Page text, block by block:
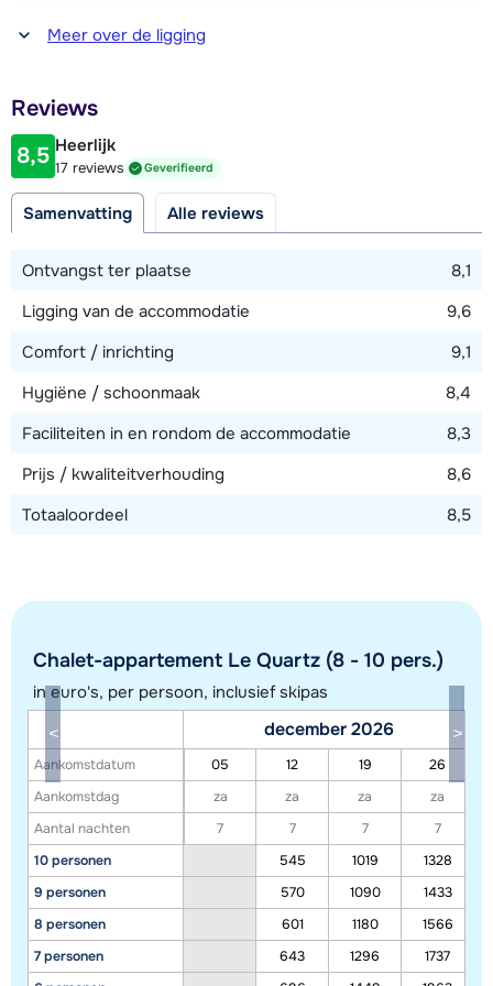
Afstand tot winkel(s)
200 meter
100 meter
Afstand tot piste
100 meter
Toon alle accommodaties in dit gebied
Deze kaart geeft een indicatie van de ligging van onze accommodaties. De
exacte locatie kan enigszins afwijken.
Meer over de ligging
Reviews
8,5 Heerlijk
17 reviews Geverifieerd
Samenvatting Alle reviews
Ontvangst ter plaatse
8,1
Ligging van de accommodatie
9,6
Comfort / inrichting
9,1
Hygiëne / schoonmaak
8,4
Faciliteiten in en rondom de accommodatie
8,3
Prijs / kwaliteitverhouding
8,6
Totaaloordeel
8,5
Chalet-appartement Le Quartz (8 - 10 pers.)
in euro's, per persoon, inclusief skipas
Aankomstdatum
Aankomstdag
Aantal nachten
10 personen
9 personen
8 personen
7 personen
december 2026
05 12 19
26
za
za za
za
7
7 7
7
545
1019
1328
570
1090
1433
601
1180
1566
643
1296
1737